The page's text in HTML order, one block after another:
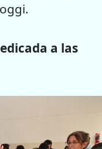
a las